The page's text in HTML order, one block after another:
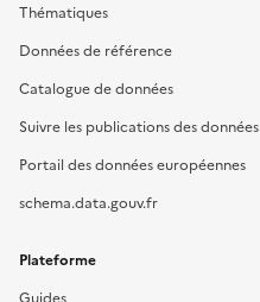
Thématiques
Données de référence
Catalogue de données
Suivre les publications des données
Portail des données européennes
schema.data.gouv.fr
Plateforme